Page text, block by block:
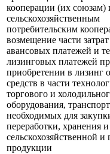
кооперации (их союзам)
сельскохозяйственным
потребительским
возмещение части
авансовых платежей и
лизинговых платежей
приобретении в лизинг
средств в части
торгового и
оборудования,
необходимых для
переработки, хранения
сельскохозяйственной
продукции